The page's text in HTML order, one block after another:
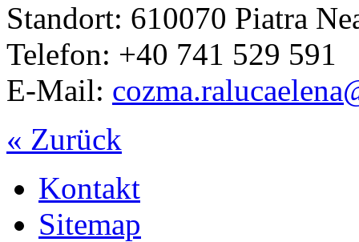
Standort: 610070 Piatra
Telefon: +40 741 529 591
E-Mail:
« Zurück
Kontakt
Sitemap